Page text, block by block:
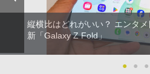
縦横比はどれがいい？ エンタ
新「Galaxy Z Fold」
● ● ●